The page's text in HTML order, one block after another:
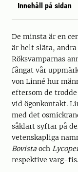
Innehåll på sidan
De minsta är en
är helt släta, andra
Röksvamparnas
fångat vår
von Linné hur
eftersom de
vid ögonkontakt.
med det
såklart syftar på
vetenskapliga
Bovista och
respektive varg-fis.